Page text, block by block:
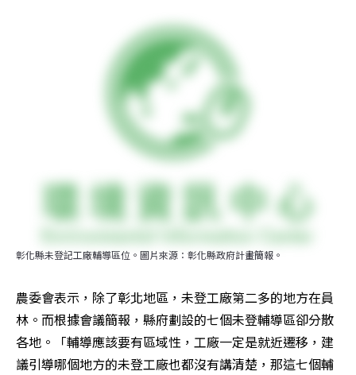
彰化縣未登記工廠輔導區位。圖片來源：彰化縣政府計畫簡報。
農委會表示，除了彰北地區，未登工廠第二多的地方在員
林。而根據會議簡報，縣府劃設的七個未登輔導區卻分散
各地。「輔導應該要有區域性，工廠一定是就近遷移，建
議引導哪個地方的未登工廠也都沒有講清楚，那這七個輔